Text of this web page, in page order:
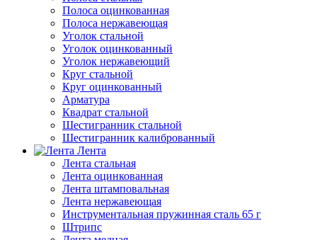
Полоса оцинкованная
Полоса нержавеющая
Уголок стальной
Уголок оцинкованный
Уголок нержавеющий
Круг стальной
Круг оцинкованный
Арматура
Квадрат стальной
Шестигранник стальной
Шестигранник калиброванный
Лента
Лента стальная
Лента оцинкованная
Лента штамповальная
Лента нержавеющая
Инструментальная пружинная сталь 65 г
Штрипс